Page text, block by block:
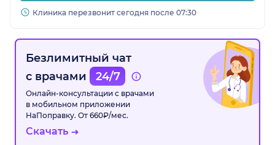
Клиника перезвонит сегодня после 07:30
Безлимитный чат
с врачами
24/7
Онлайн-консультации с врачами
в мобильном приложении
НаПоправку. От 660₽/мес.
Скачать